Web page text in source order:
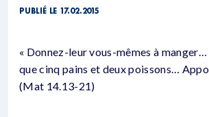
PUBLIÉ LE 17.02.2015
« Donnez-leur vous-mêmes à manger…
que cinq pains et deux poissons…
(Mat 14.13-21)